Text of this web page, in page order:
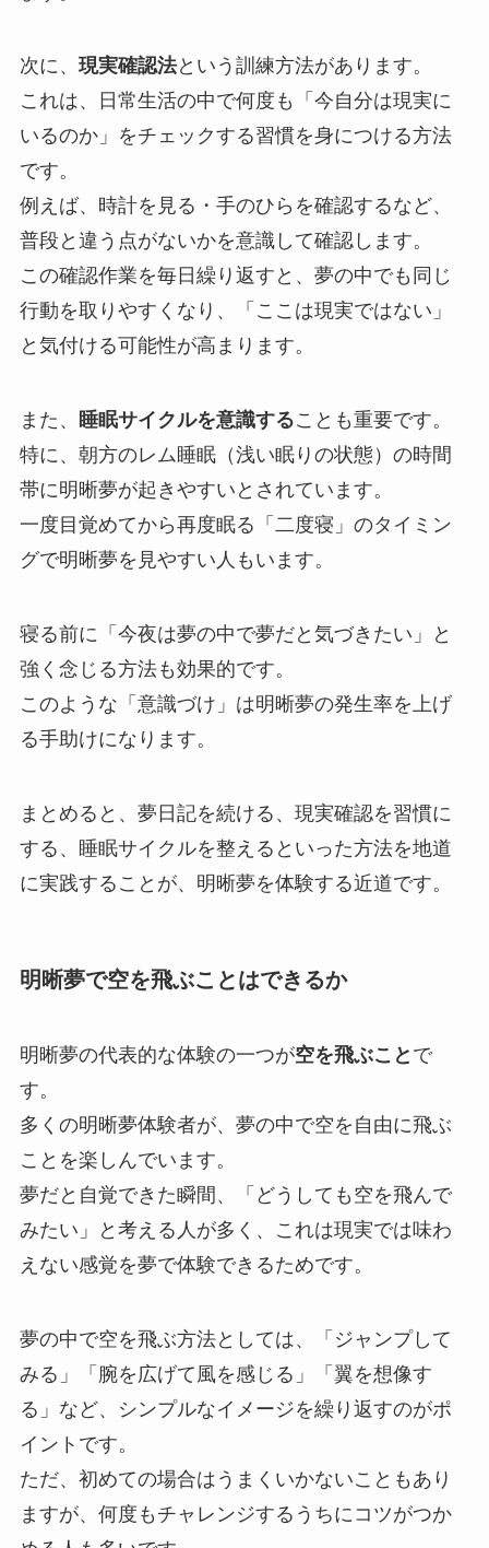
次に、 現実確認法という訓練方法があります。
これは、日常生活の中で何度も「今自分は現実に
いるのか」をチェックする習慣を身につける方法
です。
例えば、時計を見る・手のひらを確認するなど、
普段と違う点がないかを意識して確認します。
この確認作業を毎日繰り返すと、夢の中でも同じ
行動を取りやすくなり、「ここは現実ではない」
と気付ける可能性が高まります。
また、 睡眠サイクルを意識することも重要です。
特に、朝方のレム睡眠（浅い眠りの状態）の時間
帯に明晰夢が起きやすいとされています。
一度目覚めてから再度眠る「二度寝」のタイミン
グで明晰夢を見やすい人もいます。
寝る前に「今夜は夢の中で夢だと気づきたい」と
強く念じる方法も効果的です。
このような「意識づけ」は明晰夢の発生率を上げ
る手助けになります。
まとめると、夢日記を続ける、現実確認を習慣に
する、睡眠サイクルを整えるといった方法を地道
に実践することが、明晰夢を体験する近道です。
明晰夢で空を飛ぶことはできるか
明晰夢の代表的な体験の一つが空を飛ぶこと で
す。
多くの明晰夢体験者が、夢の中で空を自由に飛ぶ
ことを楽しんでいます。
夢だと自覚できた瞬間、「どうしても空を飛んで
みたい」と考える人が多く、これは現実では味わ
えない感覚を夢で体験できるためです。
夢の中で空を飛ぶ方法としては、「ジャンプして
みる」「腕を広げて風を感じる」「翼を想像す
る」など、シンプルなイメージを繰り返すのがポ
イントです。
ただ、初めての場合はうまくいかないこともあり
ますが、何度もチャレンジするうちにコツがつか